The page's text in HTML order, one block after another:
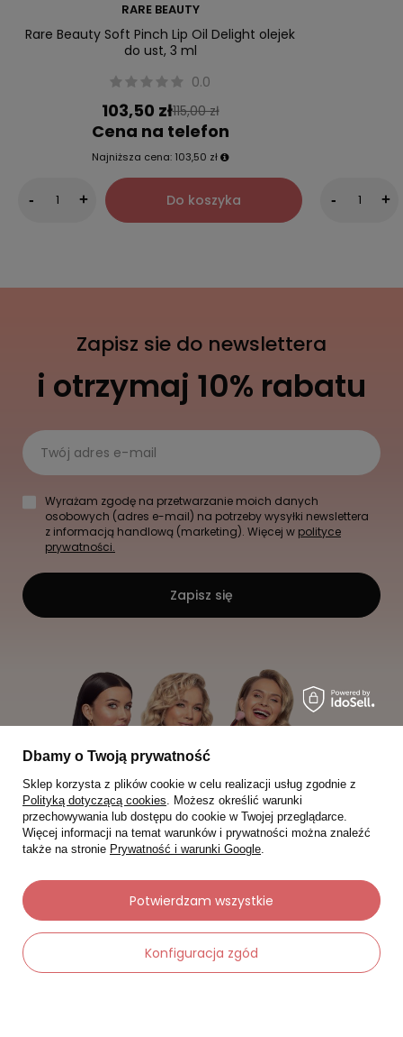
RARE BEAUTY
Rare Beauty Soft Pinch Lip Oil Delight olejek
do ust, 3 ml
0.0
103,50 zł115,00 zł
Cena na telefon
Najniższa cena: 103,50 zł
- + Do koszyka - +
Zapisz sie do newslettera
i otrzymaj 10% rabatu
Twój adres e-mail
Wyrażam zgodę na przetwarzanie moich danych
osobowych (adres e-mail) na potrzeby wysyłki newslettera
z informacją handlową (marketing). Więcej w polityce
prywatności.
Zapisz się
Moje zamówienia
Status zamówienia
Dbamy o Twoją prywatność
Sklep korzysta z plików cookie w celu realizacji usług zgodnie z
Polityką dotyczącą cookies. Możesz określić warunki
przechowywania lub dostępu do cookie w Twojej przeglądarce.
Więcej informacji na temat warunków i prywatności można znaleźć
także na stronie Prywatność i warunki Google.
Konfiguracja zgód
Potwierdzam wszystkie